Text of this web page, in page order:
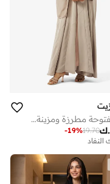
عباية مفتوحة مطرزة ومزينة بياقة عالية
19.70
-19%